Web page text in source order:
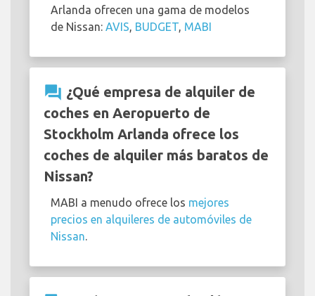
Arlanda ofrecen una gama de modelos
de Nissan: AVIS BUDGET MABI
question_answer ¿Qué empresa de alquiler de
coches en Aeropuerto de
Stockholm Arlanda ofrece los
coches de alquiler más baratos de
Nissan?
MABI a menudo ofrece los mejores
precios en alquileres de automóviles de
Nissan